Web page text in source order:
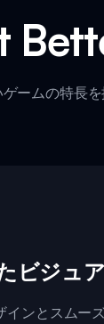
ームの特長を
ビジュ
インとスムー